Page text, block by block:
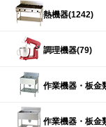
熱機器(1242)
調理機器(79)
作業機器・板金
作業機器・板金